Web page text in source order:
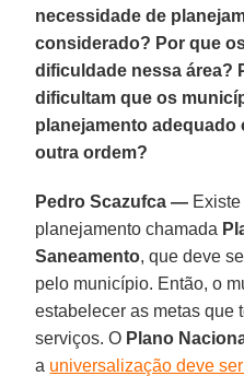
necessidade de
considerado? Por que
dificuldade nessa área?
dificultam que os
planejamento
outra ordem?
Pedro Scazufca —
planejamento chamada
Saneamento, que deve
pelo município. Então, o
estabelecer as metas que
serviços. O Plano
a universalização deve